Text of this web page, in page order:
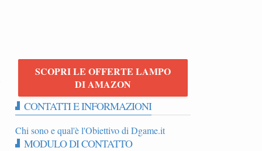
SCOPRI LE OFFERTE LAMPO
DI AMAZON
CONTATTI E INFORMAZIONI
Chi sono e qual'è l'Obiettivo di Dgame.it
MODULO DI CONTATTO